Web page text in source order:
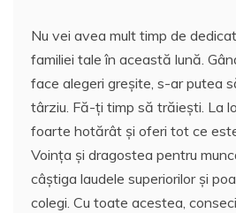
Nu vei avea mult timp de
familiei tale în această lună.
face alegeri greșite, s-ar putea
târziu. Fă-ți timp să trăiești. La
foarte hotărât și oferi tot ce
Voința și dragostea pentru
câștiga laudele superiorilor și
colegi. Cu toate acestea,